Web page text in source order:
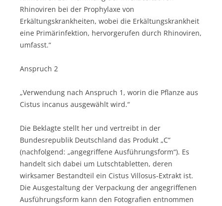
Rhinoviren bei der Prophylaxe von
Erkältungskrankheiten, wobei die Erkältungskrankheit
eine Primärinfektion, hervorgerufen durch Rhinoviren,
umfasst.“
Anspruch 2
„Verwendung nach Anspruch 1, worin die Pflanze aus
Cistus incanus ausgewählt wird.“
Die Beklagte stellt her und vertreibt in der
Bundesrepublik Deutschland das Produkt „C“
(nachfolgend: „angegriffene Ausführungsform“). Es
handelt sich dabei um Lutschtabletten, deren
wirksamer Bestandteil ein Cistus Villosus-Extrakt ist.
Die Ausgestaltung der Verpackung der angegriffenen
Ausführungsform kann den Fotografien entnommen